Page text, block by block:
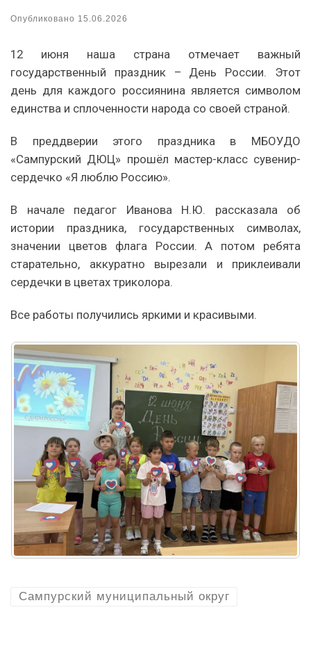
Опубликовано 15.06.2026
12 июня наша страна отмечает важный
государственный праздник – День России. Этот
день для каждого россиянина является символом
единства и сплоченности народа со своей страной.
В преддверии этого праздника в МБОУДО
«Сампурский ДЮЦ» прошёл мастер-класс сувенир-
сердечко «Я люблю Россию».
В начале педагог Иванова Н.Ю. рассказала об
истории праздника, государственных символах,
значении цветов флага России. А потом ребята
старательно, аккуратно вырезали и приклеивали
сердечки в цветах триколора.
Все работы получились яркими и красивыми.
Сампурский муниципальный округ